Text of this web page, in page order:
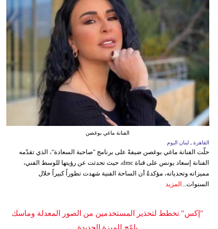
الفنانة ماغي بوغصن
القاهرة ـ لبنان اليوم
حلّت الفنانة ماغي بوغصن ضيفةً على برنامج "صاحبة السعادة"، الذي تقدّمه
الفنانة إسعاد يونس على قناة dmc، حيث تحدثت عن رؤيتها للوسط الفني،
مميزاته وتحدياته، مؤكدةً أن الساحة الفنية شهدت تطوراً كبيراً خلال
السنوات... المزيد
"إكس" تخطط لتحذير المستخدمين من الصور المعدلة وماسك
يلمّح للميزة الجديدة